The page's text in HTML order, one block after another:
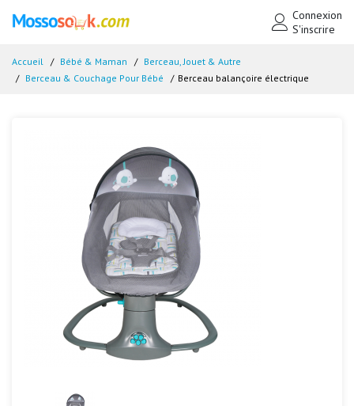
Connexion
S'inscrire
Accueil Bébé & Maman
Berceau, Jouet & Autre
Berceau & Couchage Pour Bébé
Berceau balançoire électrique